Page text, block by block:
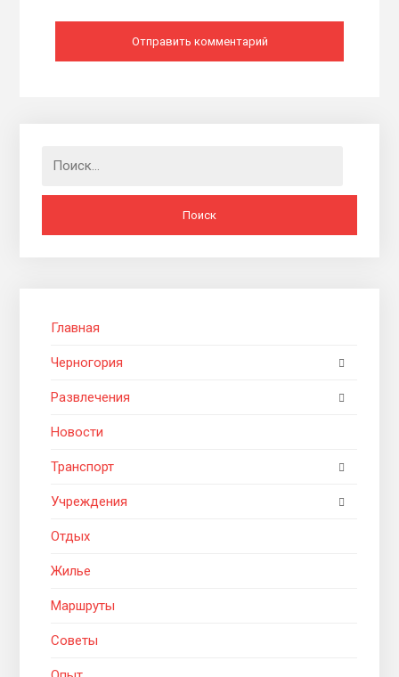
Главная
Черногория
Развлечения
Новости
Транспорт
Учреждения
Отдых
Жилье
Маршруты
Советы